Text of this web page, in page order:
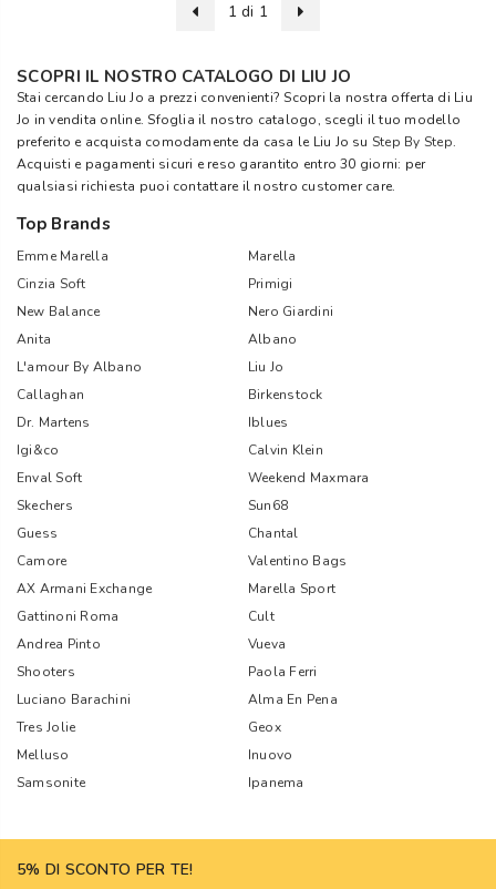
1 di 1
SCOPRI IL NOSTRO CATALOGO DI LIU JO
Stai cercando Liu Jo a prezzi convenienti? Scopri la nostra offerta di Liu
Jo in vendita online. Sfoglia il nostro catalogo, scegli il tuo modello
preferito e acquista comodamente da casa le Liu Jo su Step By Step.
Acquisti e pagamenti sicuri e reso garantito entro 30 giorni: per
qualsiasi richiesta puoi contattare il nostro customer care.
Top Brands
Emme Marella
Marella
Cinzia Soft
Primigi
New Balance
Nero Giardini
Anita
Albano
L'amour By Albano
Liu Jo
Callaghan
Birkenstock
Dr. Martens
Iblues
Igi&co
Calvin Klein
Enval Soft
Weekend Maxmara
Skechers
Sun68
Guess
Chantal
Camore
Valentino Bags
AX Armani Exchange
Marella Sport
Gattinoni Roma
Cult
Andrea Pinto
Vueva
Shooters
Paola Ferri
Luciano Barachini
Alma En Pena
Tres Jolie
Geox
Melluso
Inuovo
Samsonite
Ipanema
5% DI SCONTO PER TE!